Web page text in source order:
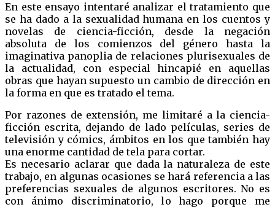
En este ensayo intentaré analizar el tratamiento que
se ha dado a la sexualidad humana en los cuentos y
novelas de ciencia-ficción, desde la negación
absoluta de los comienzos del género hasta la
imaginativa panoplia de relaciones plurisexuales de
la actualidad, con especial hincapié en aquellas
obras que hayan supuesto un cambio de dirección en
la forma en que es tratado el tema.
Por razones de extensión, me limitaré a la ciencia-
ficción escrita, dejando de lado películas, series de
televisión y cómics, ámbitos en los que también hay
una enorme cantidad de tela para cortar.
Es necesario aclarar que dada la naturaleza de este
trabajo, en algunas ocasiones se hará referencia a las
preferencias sexuales de algunos escritores. No es
con ánimo discriminatorio, lo hago porque me